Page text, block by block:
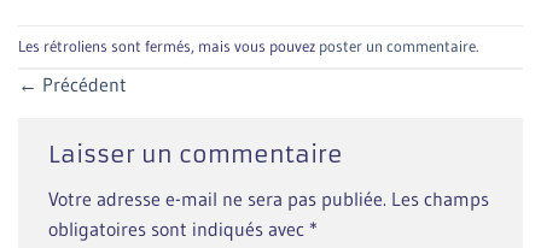
Les rétroliens sont fermés, mais vous pouvez poster un commentaire.
← Précédent
Laisser un commentaire
Votre adresse e-mail ne sera pas publiée. Les champs
obligatoires sont indiqués avec *